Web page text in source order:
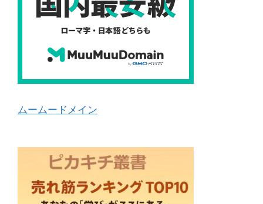
ムームードメイン